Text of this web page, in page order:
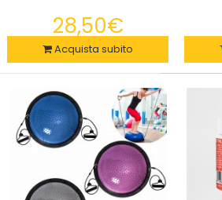
2x Lavavetri Magnetico,Spazzola
Finestre e Vetrine, per Monovetro
28,50€
Acquista subito